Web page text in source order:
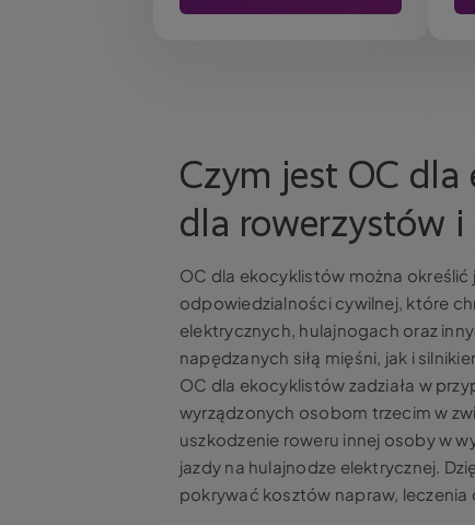
Czym jest OC dla
dla rowerzystów i
OC dla ekocyklistów można
odpowiedzialności cywilnej, które
elektrycznych, hulajnogach oraz
napędzanych siłą mięśni, jak i
OC dla ekocyklistów zadziała w
wyrządzonych osobom trzecim w
uszkodzenie roweru innej osoby w
jazdy na hulajnodze elektrycznej.
pokrywać kosztów napraw, leczenia